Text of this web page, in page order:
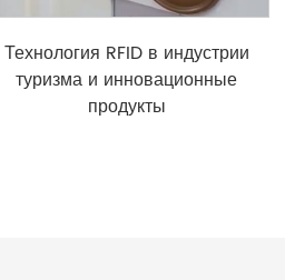
Технология RFID в индустрии
туризма и инновационные
продукты